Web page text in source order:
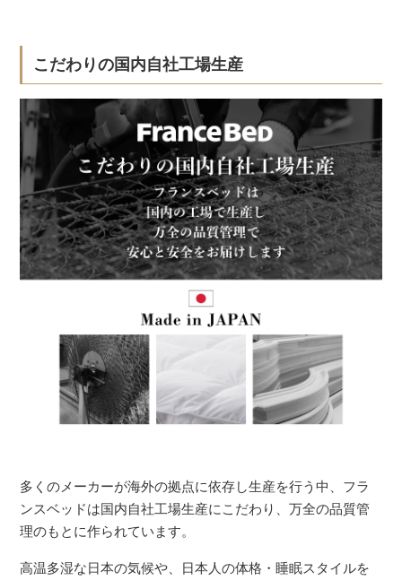
こだわりの国内自社工場生産
多くのメーカーが海外の拠点に依存し生産を行う中、フラ
ンスベッドは国内自社工場生産にこだわり、万全の品質管
理のもとに作られています。
高温多湿な日本の気候や、日本人の体格・睡眠スタイルを